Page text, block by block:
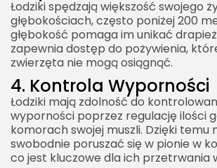
Łodziki spędzają większość swojego
głębokościach, często poniżej 200
głębokość pomaga im unikać
zapewnia dostęp do pożywienia,
zwierzęta nie mogą osiągnąć.
4. Kontrola Wyporności
Łodziki mają zdolność do
wyporności poprzez regulację ilości
komorach swojej muszli. Dzięki temu
swobodnie poruszać się w pionie w
co jest kluczowe dla ich przetrwania